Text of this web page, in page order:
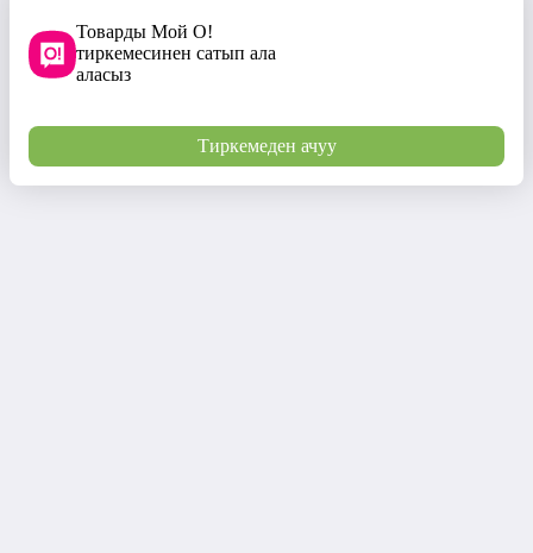
Товарды Мой О!
тиркемесинен сатып ала
аласыз
Тиркемеден ачуу